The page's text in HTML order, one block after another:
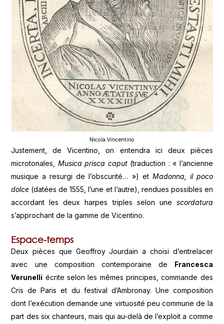
Nicola Vincentino
Justement, de Vicentino, on entendra ici deux pièces
microtonales, Musica prisca caput(traduction : « l’ancienne
musique a resurgi de l’obscurité… ») et Madonna, il poco
dolce (datées de 1555, l’une et l’autre), rendues possibles en
accordant les deux harpes triples selon une scordatura
s’approchant de la gamme de Vicentino.
Espace-temps
Deux pièces que Geoffroy Jourdain a choisi d’entrelacer
avec une composition contemporaine de Francesca
Verunelli écrite selon les mêmes principes, commande des
Cris de Paris et du festival d’Ambronay. Une composition
dont l’exécution demande une virtuosité peu commune de la
part des six chanteurs, mais qui au-delà de l’exploit a comme